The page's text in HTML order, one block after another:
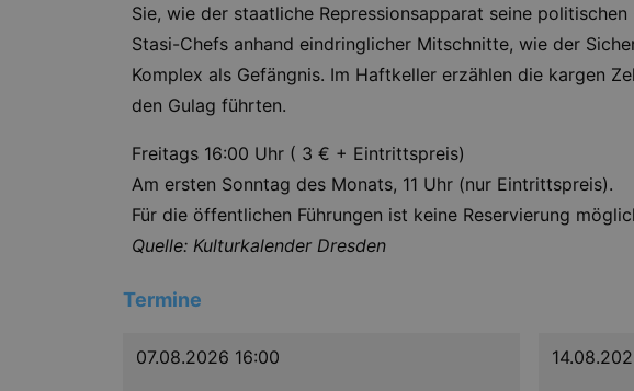
Sie, wie der staatliche Repressionsapparat seine
Stasi-Chefs anhand eindringlicher Mitschnitte, wie der
Komplex als Gefängnis. Im Haftkeller erzählen die kargen
den Gulag führten.
Freitags 16:00 Uhr ( 3 € + Eintrittspreis)
Am ersten Sonntag des Monats, 11 Uhr (nur Eintrittspreis).
Für die öffentlichen Führungen ist keine Reservierung
Quelle: Kulturkalender Dresden
Termine
07.08.2026 16:00